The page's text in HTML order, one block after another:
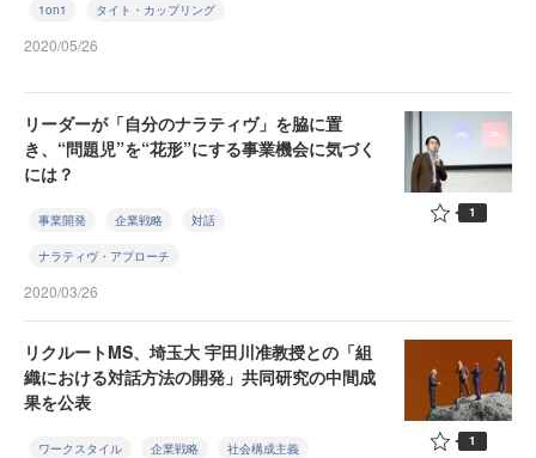
1on1 タイト・カップリング
2020/05/26
リーダーが「自分のナラティヴ」を脇に置
き、“問題児”を“花形”にする事業機会に気づく
には？
事業開発 企業戦略 対話
ナラティヴ・アプローチ
2020/03/26
1
リクルートMS、埼玉大 宇田川准教授との「組
織における対話方法の開発」共同研究の中間成
果を公表
ワークスタイル 企業戦略 社会構成主義 1